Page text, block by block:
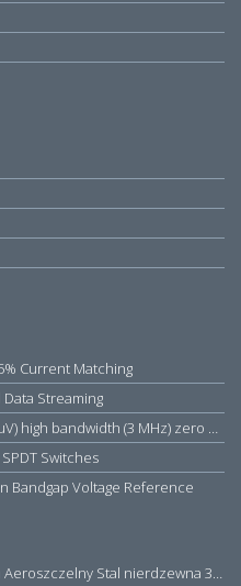
Current Matching
Streaming
TSZ182IST Very high accuracy (25 µV) high bandwidth (3 MHz) zero drift 5 V operational amplifiers
Switches
Bandgap Voltage Reference
RS PRO Nakrętka zabezpieczająca Aeroszczelny Stal nierdzewna 316 Zwykłe